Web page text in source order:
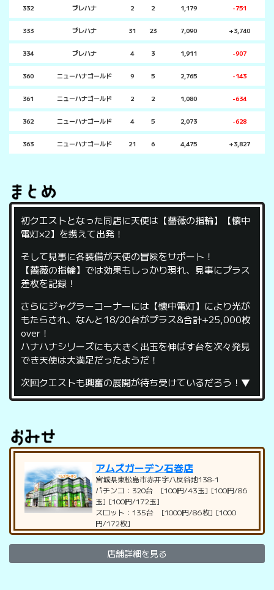
332 プレハナ 2 2 1,179 -751
333 プレハナ 31 23 7,090 +3,740
334 プレハナ 4 3 1,911 -907
360 ニューハナゴールド 9 5 2,765 -143
361 ニューハナゴールド 2 2 1,080 -634
362 ニューハナゴールド 4 5 2,073 -628
363 ニューハナゴールド 21 6 4,475 +3,827
初クエストとなった同店に天使は【薔薇の指輪】【懐中
電灯×2】を携えて出発！
そして見事に各装備が天使の冒険をサポート！
【薔薇の指輪】では効果もしっかり現れ、見事にプラス
差枚を記録！
さらにジャグラーコーナーには【懐中電灯】により光が
もたらされ、なんと18/20台がプラス&合計+25,000枚
over！
ハナハナシリーズにも大きく出玉を伸ばす台を次々発見
でき天使は大満足だったようだ！
次回クエストも興奮の展開が待ち受けているだろう！▼
アムズガーデン石巻店
宮城県東松島市赤井字八反谷地138-1
パチンコ：320台 [100円/43玉] [100円/86
玉] [100円/172玉]
スロット：135台 [1000円/86枚] [1000
円/172枚]
店舗詳細を見る